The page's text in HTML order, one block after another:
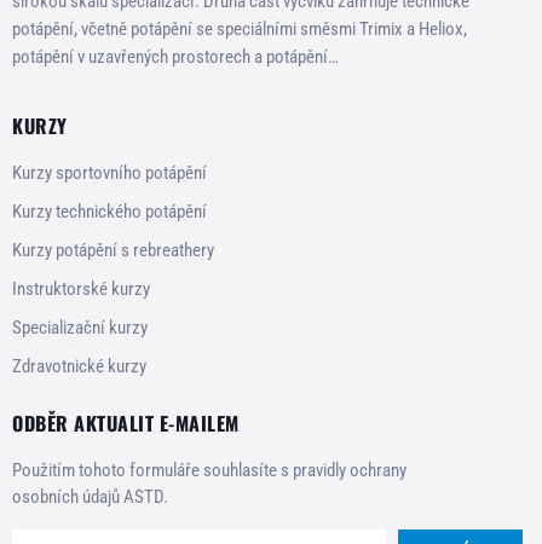
potápění, včetně potápění se speciálními směsmi Trimix a Heliox,
potápění v uzavřených prostorech a potápění…
KURZY
Kurzy sportovního potápění
Kurzy technického potápění
Kurzy potápění s rebreathery
Instruktorské kurzy
Specializační kurzy
Zdravotnické kurzy
ODBĚR AKTUALIT E-MAILEM
Použitím tohoto formuláře souhlasíte s pravidly ochrany
osobních údajů ASTD.